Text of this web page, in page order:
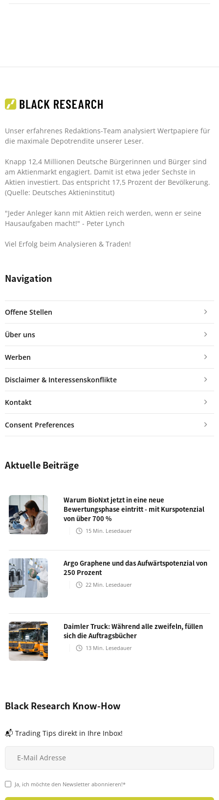
Unser erfahrenes Redaktions-Team analysiert Wertpapiere für
die maximale Depotrendite unserer Leser.
Knapp 12,4 Millionen Deutsche Bürgerinnen und Bürger sind
am Aktienmarkt engagiert. Damit ist etwa jeder Sechste in
Aktien investiert. Das entspricht 17,5 Prozent der Bevölkerung.
(Quelle: Deutsches Aktieninstitut)
"Jeder Anleger kann mit Aktien reich werden, wenn er seine
Hausaufgaben macht!" - Peter Lynch
Viel Erfolg beim Analysieren & Traden!
Navigation
Offene Stellen
Über uns
Werben
Disclaimer & Interessenskonflikte
Kontakt
Consent Preferences
Aktuelle Beiträge
Warum BioNxt jetzt in eine neue
Bewertungsphase eintritt - mit Kurspotenzial
von über 700 %
15 Min. Lesedauer
Argo Graphene und das Aufwärtspotenzial von
250 Prozent
22 Min. Lesedauer
Daimler Truck: Während alle zweifeln, füllen
sich die Auftragsbücher
13 Min. Lesedauer
Black Research Know-How
📬 Trading Tips direkt in Ihre Inbox!
Ja, ich möchte den Newsletter abonnieren!*